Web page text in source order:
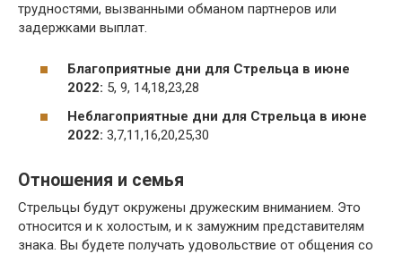
трудностями, вызванными обманом партнеров или
задержками выплат.
Благоприятные дни для Стрельца в июне
2022: 5, 9, 14,18,23,28
Неблагоприятные дни для Стрельца в июне
2022: 3,7,11,16,20,25,30
Отношения и семья
Стрельцы будут окружены дружеским вниманием. Это
относится и к холостым, и к замужним представителям
знака. Вы будете получать удовольствие от общения со